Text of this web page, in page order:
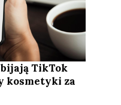
TikTok
kosmetyki za